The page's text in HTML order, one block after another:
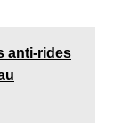
anti-rides